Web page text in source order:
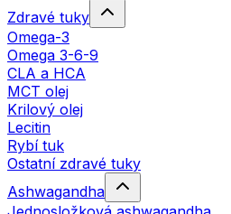
Zdravé tuky
Omega-3
Omega 3-6-9
CLA a HCA
MCT olej
Krilový olej
Lecitin
Rybí tuk
Ostatní zdravé tuky
Ashwagandha